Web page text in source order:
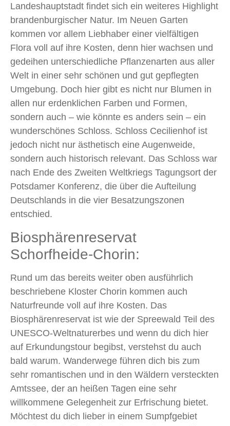
Landeshauptstadt findet sich ein weiteres Highlight
brandenburgischer Natur. Im Neuen Garten
kommen vor allem Liebhaber einer vielfältigen
Flora voll auf ihre Kosten, denn hier wachsen und
gedeihen unterschiedliche Pflanzenarten aus aller
Welt in einer sehr schönen und gut gepflegten
Umgebung. Doch hier gibt es nicht nur Blumen in
allen nur erdenklichen Farben und Formen,
sondern auch – wie könnte es anders sein – ein
wunderschönes Schloss. Schloss Cecilienhof ist
jedoch nicht nur ästhetisch eine Augenweide,
sondern auch historisch relevant. Das Schloss war
nach Ende des Zweiten Weltkriegs Tagungsort der
Potsdamer Konferenz, die über die Aufteilung
Deutschlands in die vier Besatzungszonen
entschied.
Biosphärenreservat
Schorfheide-Chorin:
Rund um das bereits weiter oben ausführlich
beschriebene Kloster Chorin kommen auch
Naturfreunde voll auf ihre Kosten. Das
Biosphärenreservat ist wie der Spreewald Teil des
UNESCO-Weltnaturerbes und wenn du dich hier
auf Erkundungstour begibst, verstehst du auch
bald warum. Wanderwege führen dich bis zum
sehr romantischen und in den Wäldern versteckten
Amtssee, der an heißen Tagen eine sehr
willkommene Gelegenheit zur Erfrischung bietet.
Möchtest du dich lieber in einem Sumpfgebiet